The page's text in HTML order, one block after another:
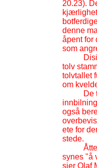
20.23).
denne
åpent for
som
tolv
tolvtallet
om
De
også
ete for
stede.
synes "å
sier Olaf